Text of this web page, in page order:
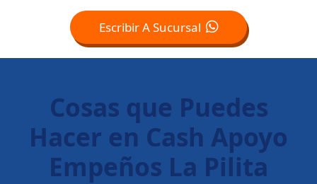
Escribir A Sucursal
Cosas que Puedes
Hacer en Cash Apoyo
Empeños La Pilita